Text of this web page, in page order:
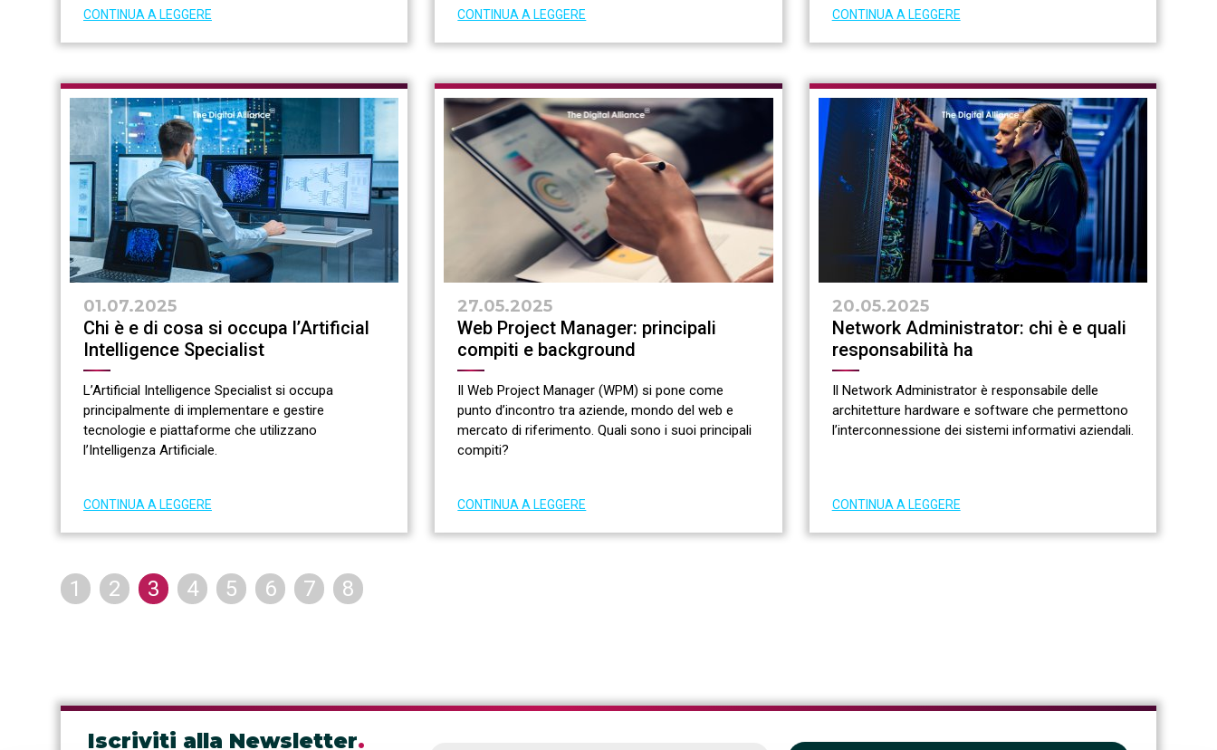
CONTINUA A LEGGERE CONTINUA A LEGGERE CONTINUA A LEGGERE
01.07.2025
Chi è e di cosa si occupa l’Artificial
Intelligence Specialist
L’Artificial Intelligence Specialist si occupa
principalmente di implementare e gestire
tecnologie e piattaforme che utilizzano
l’Intelligenza Artificiale.
CONTINUA A LEGGERE
27.05.2025
Web Project Manager: principali
compiti e background
Il Web Project Manager (WPM) si pone come
punto d’incontro tra aziende, mondo del web e
mercato di riferimento. Quali sono i suoi principali
compiti?
CONTINUA A LEGGERE
20.05.2025
Network Administrator: chi è e quali
responsabilità ha
Il Network Administrator è responsabile delle
architetture hardware e software che permettono
l’interconnessione dei sistemi informativi aziendali.
CONTINUA A LEGGERE
1 2 3 4 5 6 7 8
Iscriviti alla Newsletter.